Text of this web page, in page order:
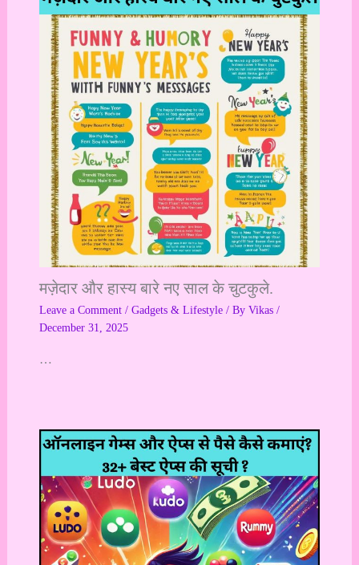
मज़ेदार और हास्य बारे नए साल के चुटकुले.
Leave a Comment / Gadgets & Lifestyle/ By Vikas /
December 31, 2025
…